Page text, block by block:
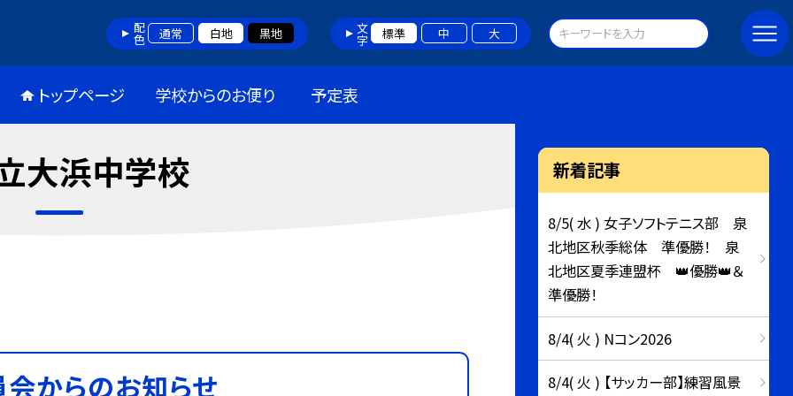
配色 通常 白地 黒地 文字 標準 中 大
トップページ 学校からのお便り 予定表
大浜中学校
からのお知らせ
新着記事
8/5( 水 ) 女子ソフトテニス部 泉
北地区秋季総体 準優勝！ 泉
北地区夏季連盟杯 👑優勝👑＆
準優勝！
8/4( 火 ) Nコン2026
8/4( 火 ) 【サッカー部】練習風景